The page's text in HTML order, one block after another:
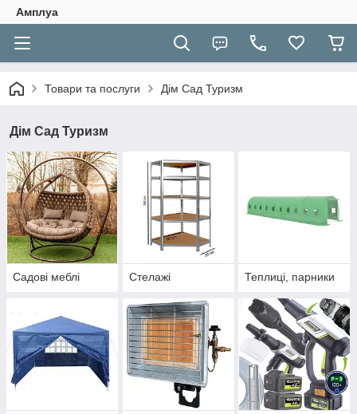
Амплуа
Товари та послуги Дім Сад Туризм
Дім Сад Туризм
Садові меблі Стелажі Теплиці, парники